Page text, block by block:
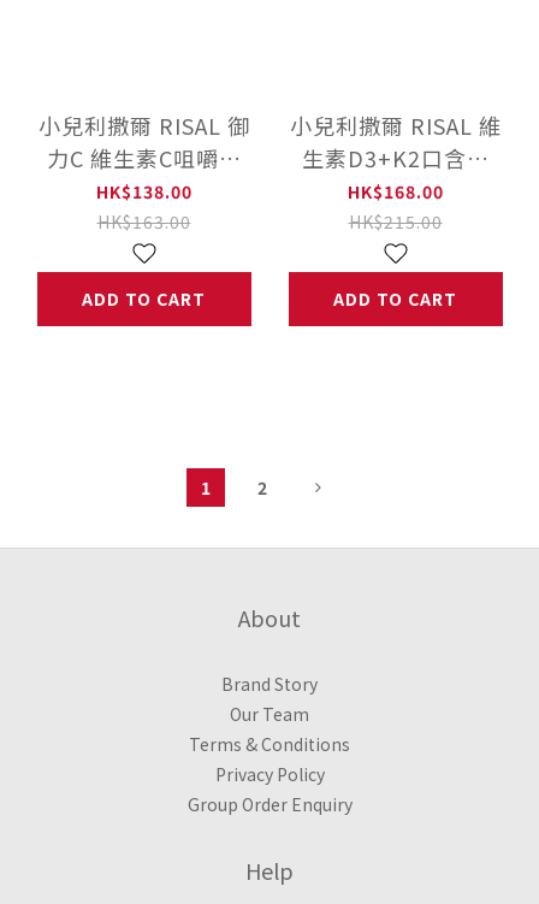
小兒利撒爾 RISAL 御
力C 維生素C咀嚼片
(60粒) ◇添加300mg
高單位維生素C◇
HK$138.00
HK$163.00
ADD TO CART
小兒利撒爾 RISAL 維
生素D3+K2口含片
(60粒)
HK$168.00
HK$215.00
ADD TO CART
1 2
About
Brand Story
Our Team
Terms & Conditions
Privacy Policy
Group Order Enquiry
Help